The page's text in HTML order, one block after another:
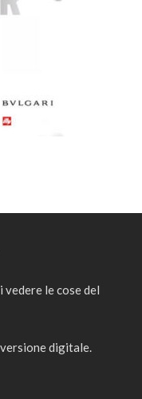
vedere le cose del
digitale.